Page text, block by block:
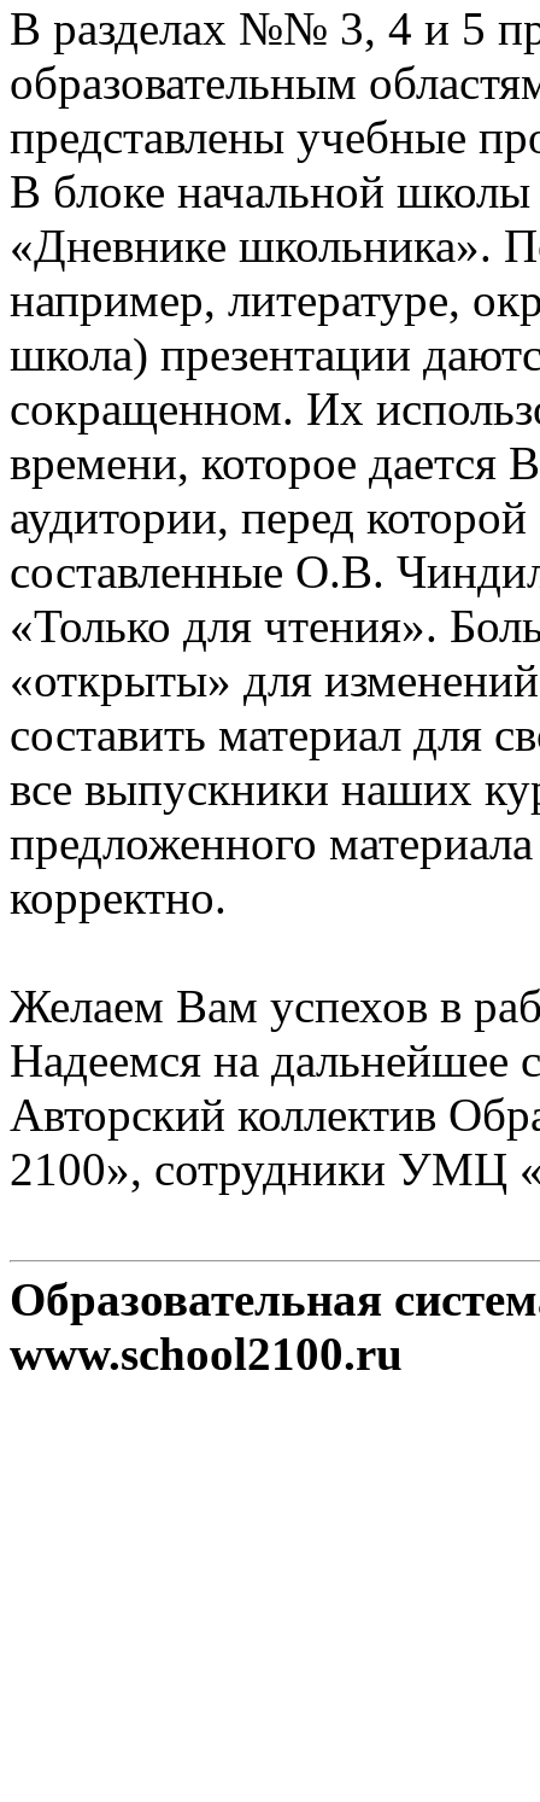
В разделах №№ 3, 4 и 5
образовательным
представлены учебные
В блоке начальной
«Дневнике школьника».
например, литературе,
школа) презентации
сокращенном. Их
времени, которое дается
аудитории, перед
составленные О.В.
«Только для чтения».
«открыты» для
составить материал для
все выпускники наших
предложенного
корректно.
Желаем Вам успехов в
Надеемся на дальнейшее
Авторский коллектив
2100», сотрудники УМЦ
Образовательная
www.school2100.ru